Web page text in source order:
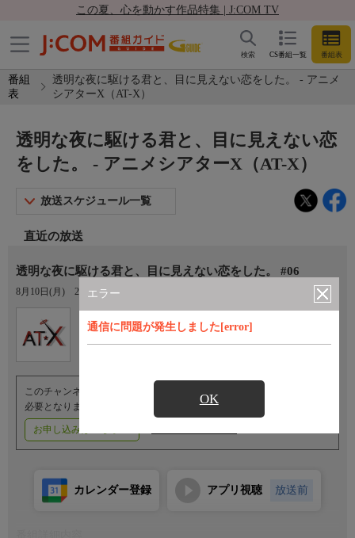
この夏、心を動かす作品特集 | J:COM TV
CS番組一覧 番組表
検索
番組
表
透明な夜に駆ける君と、目に見えない恋をした。 - アニメ
シアターX（AT-X）
エラー
通信に問題が発生しました[error]
OK
透明な夜に駆ける君と、目に見えない恋
をした。 - アニメシアターX（AT-X）
放送スケジュール一覧
直近の放送
透明な夜に駆ける君と、目に見えない恋をした。 #06
8月10日(月) 21:00〜21:30
アニメシアターX（AT-X）
このチャンネルのご視聴には、オプションチャンネル(有料)のご契約が
必要となります。
お申し込みはこちら
カレンダー登録 アプリ視聴 放送前